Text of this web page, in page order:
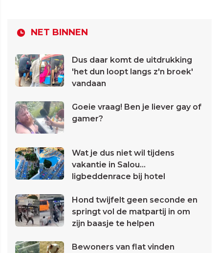
NET BINNEN
Dus daar komt de uitdrukking
'het dun loopt langs z'n broek'
vandaan
Goeie vraag! Ben je liever gay of
gamer?
Wat je dus niet wil tijdens
vakantie in Salou...
ligbeddenrace bij hotel
Hond twijfelt geen seconde en
springt vol de matpartij in om
zijn baasje te helpen
Bewoners van flat vinden